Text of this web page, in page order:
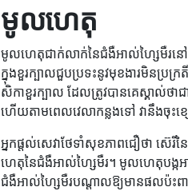
មូលហេតុ
មូលហេតុជាក់លាក់នៃជំងឺអាល់ហ្សៃមឺរនៅ
ក្នុងខួរក្បាលជួបប្រទះនូវមុខងារមិនប្រក្រ
សិកាខួរក្បាល ដែលត្រូវបានគេស្គាល់ថ
ហើយតាមពេលវេលាកន្លងទៅ វានឹងចុះ
អ្នកផ្តល់សេវាថែទាំសុខភាពជឿថា ស៊េរី
ហេតុនៃជំងឺអាល់ហ្សៃមឺរ។ មូលហេតុបង្កអា
ជំងឺអាល់ហ្សៃមឺរបណ្តាលឱ្យមានផលប៉ះព